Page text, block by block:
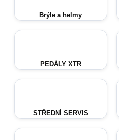
Brýle a helmy
PEDÁLY XTR
STŘEDNÍ SERVIS